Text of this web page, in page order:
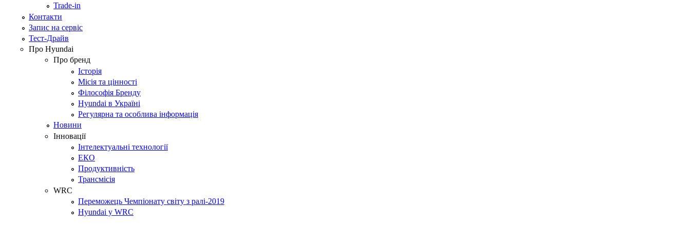
Trade-in
Контакти
Запис на сервіс
Тест-Драйв
Про Hyundai
Про бренд
Історія
Місія та цінності
Філософія Бренду
Hyundai в Україні
Регулярна та особлива інформація
Новини
Інновації
Інтелектуальні технології
ЕКО
Продуктивність
Трансмісія
WRC
Переможець Чемпіонату світу з ралі-2019
Hyundai у WRC